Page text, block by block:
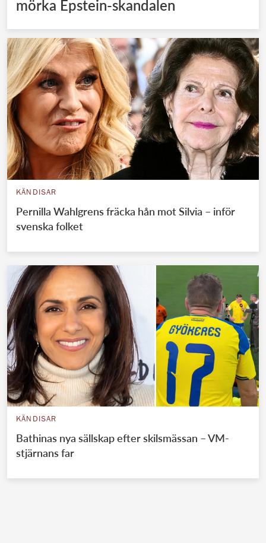
mörka Epstein-skandalen
KÄNDISAR
Pernilla Wahlgrens fräcka hån mot Silvia – inför
svenska folket
KÄNDISAR
Bathinas nya sällskap efter skilsmässan – VM-
stjärnans far